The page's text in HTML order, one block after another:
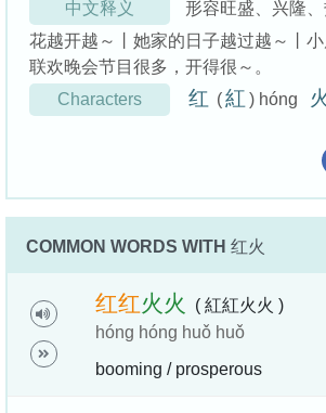
中文释义
形容旺盛、兴隆
花越开越～丨她家的日子越过越～丨小
联欢晚会节目很多，开得很～。
Characters
红 (紅 ) hóng 火
COMMON WORDS WITH 红火
红红火 火
( 紅紅火火 )
hóng hóng huǒ huǒ
booming / prosperous